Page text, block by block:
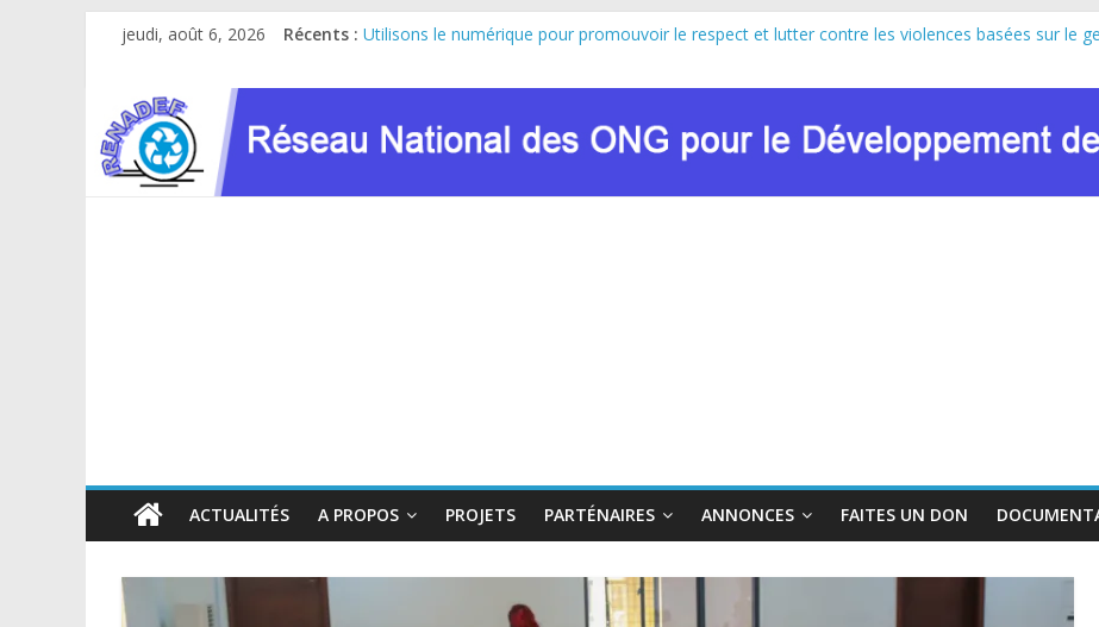
Passerjeudi, août 6, 2026 Récents : Utilisons le numérique pour promouvoir le respect et lutter contre les violences basées sur le
RDC : Sous l’impulsion de Marie Nyombo Zaina, le CPD et RENADEF renforcent leur plaidoyer
Atelier de consultation sur les approches innovantes de lutte contre les VBG dans le contexte
ACTUALITÉS A PROPOS PROJETS PARTÉNAIRES ANNONCES FAITES UN DON